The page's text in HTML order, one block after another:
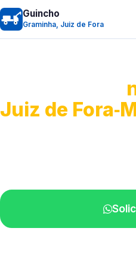
Guincho
Graminha, Juiz de Fora
Juiz de